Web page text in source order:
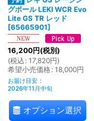
グポール LEKI WCR Evo
Lite GS TR レッド
[65665901]
16,200円(税別)
(税込 : 17,820円)
希望小売価格: 18,000円
お届け目安 :
2026年11月中旬
オプション選択